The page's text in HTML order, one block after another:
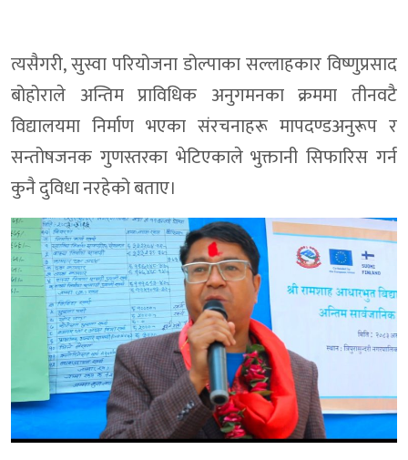
त्यसैगरी, सुस्वा परियोजना डोल्पाका सल्लाहकार विष्णुप्रसाद
बोहोराले अन्तिम प्राविधिक अनुगमनका क्रममा तीनवटै
विद्यालयमा निर्माण भएका संरचनाहरू मापदण्डअनुरूप र
सन्तोषजनक गुणस्तरका भेटिएकाले भुक्तानी सिफारिस गर्न
कुनै दुविधा नरहेको बताए।